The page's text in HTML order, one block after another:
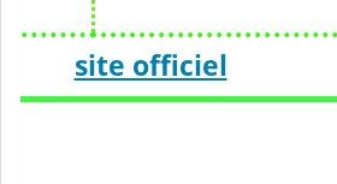
site officiel